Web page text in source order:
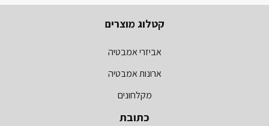
קטלוג מוצרים
אביזרי אמבטיה
ארונות אמבטיה
מקלחונים
כתובת